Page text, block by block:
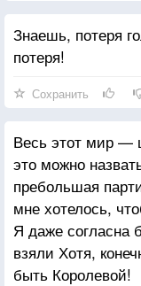
Знаешь, потеря
потеря!
Сохранить
Весь этот мир —
это можно
пребольшая
мне хотелось,
Я даже согласна
взяли Хотя,
быть Королевой!